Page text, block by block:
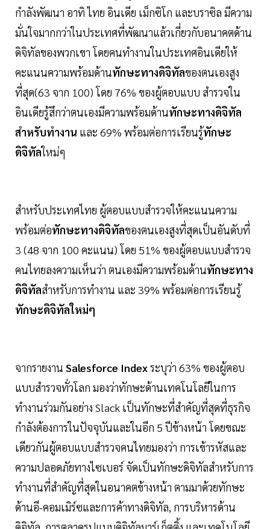
กำลังพัฒนา อาทิ ไทย อินเดีย เม็กซิโก และบราซิล มีความ
มั่นใจมากกว่าในประเทศที่พัฒนาแล้วเกี่ยวกับอนาคตด้าน
ดิจิทัลของพวกเขา โดยคนทำงานในประเทศอินเดียให้
คะแนนความพร้อมด้านทักษะทางดิจิทัลของตนเองสูง
ที่สุด(63 จาก 100) โดย 76% ของผู้ตอบแบบ สำรวจใน
อินเดียรู้สึกว่าตนเองมีความพร้อมด้านทักษะทางดิจิทัล
สำหรับทำงาน และ 69% พร้อมต่อการเรียนรู้ทักษะ
ดิจิทัลใหม่ๆ
สำหรับประเทศไทย ผู้ตอบแบบสำรวจให้คะแนนความ
พร้อมต่อทักษะทางดิจิทัลของตนเองสูงที่สุดเป็นอันดับที่
3 (48 จาก 100 คะแนน) โดย 51% ของผู้ตอบแบบสำรวจ
คนไทยลงความเห็นว่า ตนเองมีความพร้อมด้านทักษะทาง
ดิจิทัลสำหรับการทำงาน และ 39% พร้อมต่อการเรียนรู้
ทักษะดิจิทัลใหม่ๆ
จากรายงาน Salesforce Indexระบุว่า 63% ของผู้ตอบ
แบบสำรวจทั่วโลก มองว่าทักษะด้านเทคโนโลยีในการ
ทำงานร่วมกันอย่าง Slack เป็นทักษะที่สำคัญที่สุดที่ธุรกิจ
กำลังต้องการในปัจจุบันและในอีก 5 ปีข้างหน้า โดยขณะ
เดียวกันผู้ตอบแบบสำรวจคนไทยมองว่า การเข้ารหัสและ
ความปลอดภัยทางไซเบอร์ จัดเป็นทักษะดิจิทัลสำหรับการ
ทำงานที่สำคัญที่สุดในอนาคตข้างหน้า ตามมาด้วยทักษะ
ด้านอี-คอมเมิร์ซและการค้าทางดิจิทัล, การบริหารด้าน